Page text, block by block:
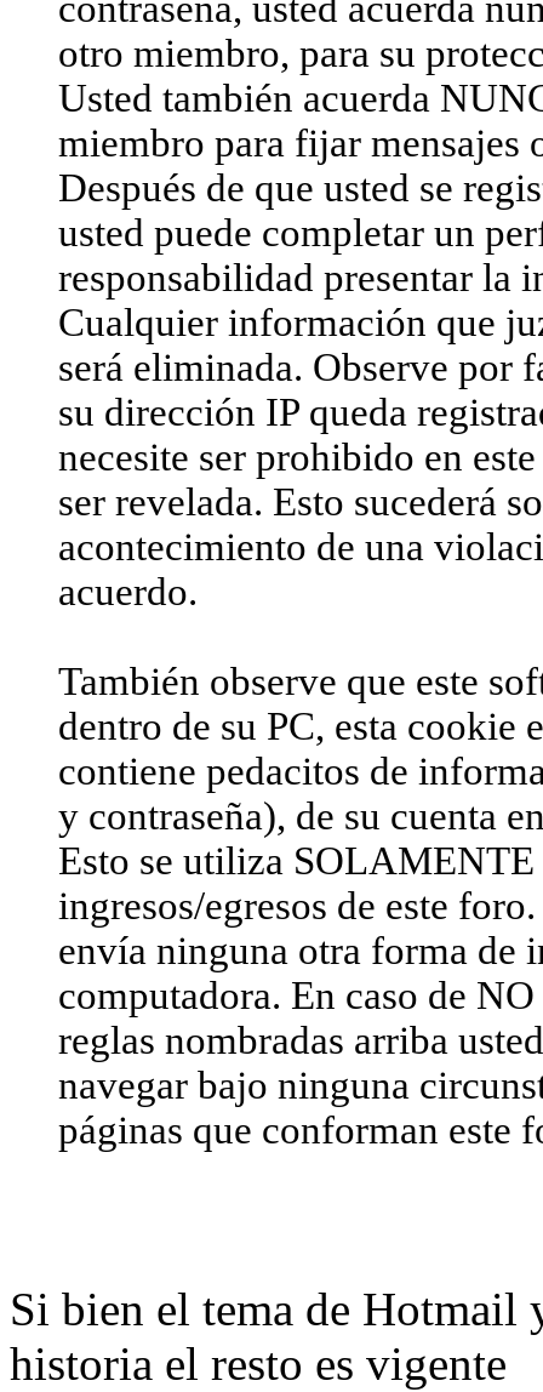
contraseña, usted acuerda
otro miembro, para su
Usted también acuerda
miembro para fijar mensajes
Después de que usted se
usted puede completar un
responsabilidad presentar la
Cualquier información que
será eliminada. Observe por
su dirección IP queda
necesite ser prohibido en
ser revelada. Esto sucederá
acontecimiento de una
acuerdo.
También observe que este
dentro de su PC, esta cookie
contiene pedacitos de
y contraseña), de su cuenta
Esto se utiliza
ingresos/egresos de este
envía ninguna otra forma de
computadora. En caso de
reglas nombradas arriba
navegar bajo ninguna
páginas que conforman este
Si bien el tema de Hotmail
historia el resto es vigente